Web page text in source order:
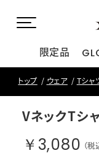
限定品
トップ ウェア Tシャ
VネックTシ
￥3,080 （税